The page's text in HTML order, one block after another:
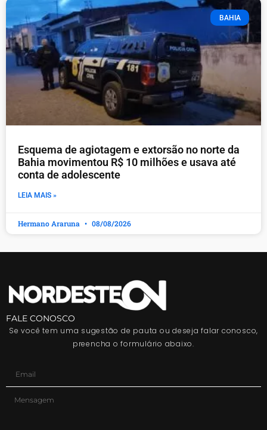
BAHIA
Esquema de agiotagem e extorsão no norte da
Bahia movimentou R$ 10 milhões e usava até
conta de adolescente
LEIA MAIS »
Hermano Araruna 08/08/2026
FALE CONOSCO
Se você tem uma sugestão de pauta ou deseja falar conosco,
preencha o formulário abaixo.